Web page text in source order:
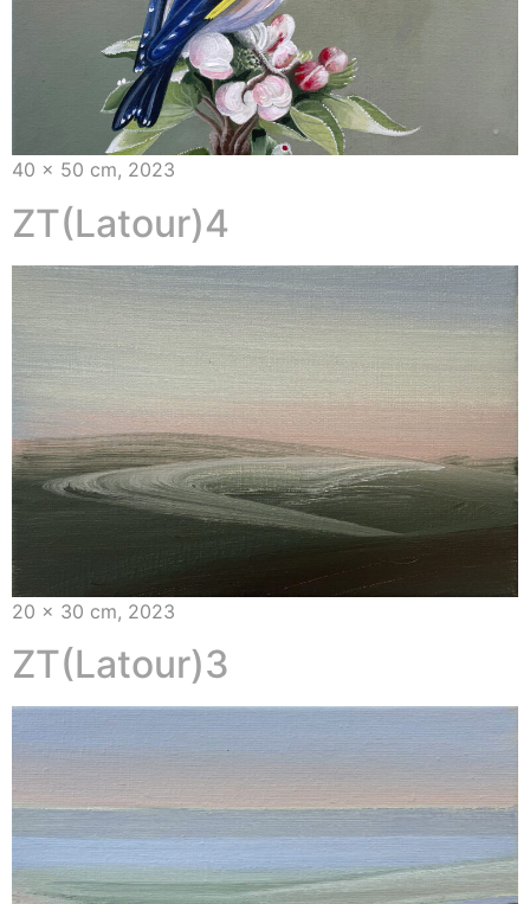
40 x 50 cm, 2023
ZT(Latour)4
20 x 30 cm, 2023
ZT(Latour)3